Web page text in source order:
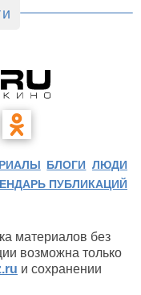
БЛОГИ ЛЮДИ
ПУБЛИКАЦИЙ
материалов без
возможна только
и сохранении